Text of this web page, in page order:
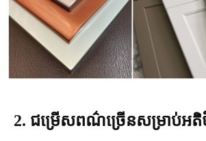
2. ជម្រើសពណ៌ច្រើនសម្រាប់អ